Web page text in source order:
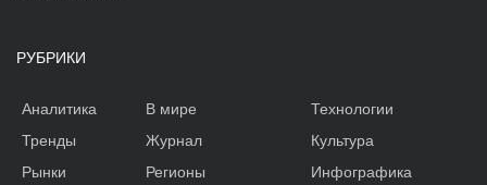
РУБРИКИ
Аналитика
Тренды
Рынки
В мире
Журнал
Регионы
Технологии
Культура
Инфографика